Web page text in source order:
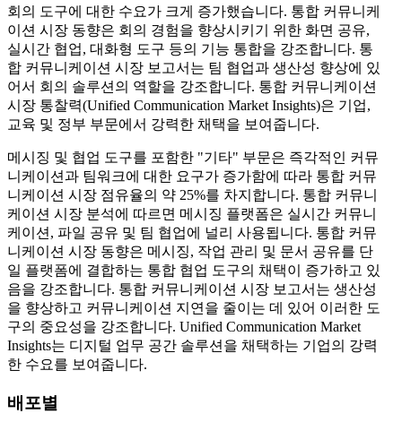
회의 도구에 대한 수요가 크게 증가했습니다. 통합 커뮤니케
이션 시장 동향은 회의 경험을 향상시키기 위한 화면 공유,
실시간 협업, 대화형 도구 등의 기능 통합을 강조합니다. 통
합 커뮤니케이션 시장 보고서는 팀 협업과 생산성 향상에 있
어서 회의 솔루션의 역할을 강조합니다. 통합 커뮤니케이션
시장 통찰력(Unified Communication Market Insights)은 기업,
교육 및 정부 부문에서 강력한 채택을 보여줍니다.
메시징 및 협업 도구를 포함한 "기타" 부문은 즉각적인 커뮤
니케이션과 팀워크에 대한 요구가 증가함에 따라 통합 커뮤
니케이션 시장 점유율의 약 25%를 차지합니다. 통합 커뮤니
케이션 시장 분석에 따르면 메시징 플랫폼은 실시간 커뮤니
케이션, 파일 공유 및 팀 협업에 널리 사용됩니다. 통합 커뮤
니케이션 시장 동향은 메시징, 작업 관리 및 문서 공유를 단
일 플랫폼에 결합하는 통합 협업 도구의 채택이 증가하고 있
음을 강조합니다. 통합 커뮤니케이션 시장 보고서는 생산성
을 향상하고 커뮤니케이션 지연을 줄이는 데 있어 이러한 도
구의 중요성을 강조합니다. Unified Communication Market
Insights는 디지털 업무 공간 솔루션을 채택하는 기업의 강력
한 수요를 보여줍니다.
배포별